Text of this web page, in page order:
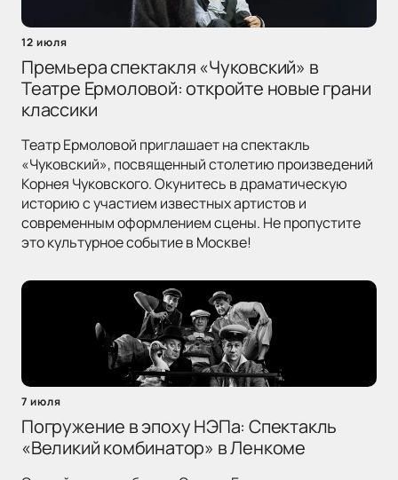
12 июля
Премьера спектакля «Чуковский» в
Театре Ермоловой: откройте новые грани
классики
Театр Ермоловой приглашает на спектакль
«Чуковский», посвященный столетию произведений
Корнея Чуковского. Окунитесь в драматическую
историю с участием известных артистов и
современным оформлением сцены. Не пропустите
это культурное событие в Москве!
7 июля
Погружение в эпоху НЭПа: Спектакль
«Великий комбинатор» в Ленкоме